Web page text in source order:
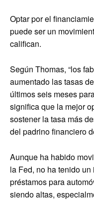
Optar por el
puede ser un
califican.
Según Thomas, “los
aumentado las tasas
últimos seis meses
significa que la mejor
sostener la tasa más
del padrino financiero
Aunque ha habido
la Fed, no ha tenido
préstamos para
siendo altas,